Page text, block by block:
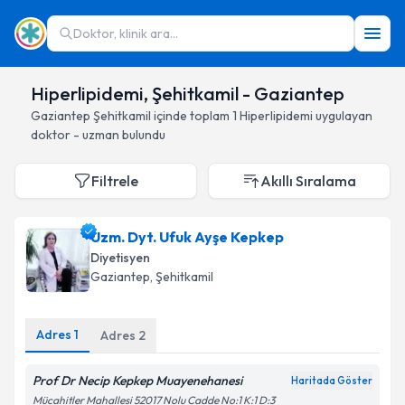
Doktor, klinik ara...
Hiperlipidemi, Şehitkamil - Gaziantep
Gaziantep Şehitkamil içinde toplam 1 Hiperlipidemi uygulayan
doktor - uzman bulundu
Filtrele Akıllı Sıralama
Uzm. Dyt. Ufuk Ayşe Kepkep
Diyetisyen
Gaziantep, Şehitkamil
Adres 1 Adres 2
Prof Dr Necip Kepkep Muayenehanesi Haritada Göster
Mücahitler Mahallesi 52017 Nolu Cadde No:1 K:1 D:3